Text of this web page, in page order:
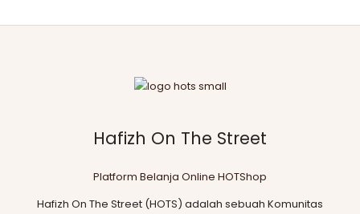
Hafizh On The Street
Platform Belanja Online HOTShop
Hafizh On The Street (HOTS) adalah sebuah Komunitas